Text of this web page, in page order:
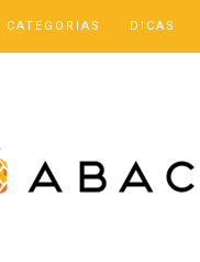
CATEGORIAS DICAS